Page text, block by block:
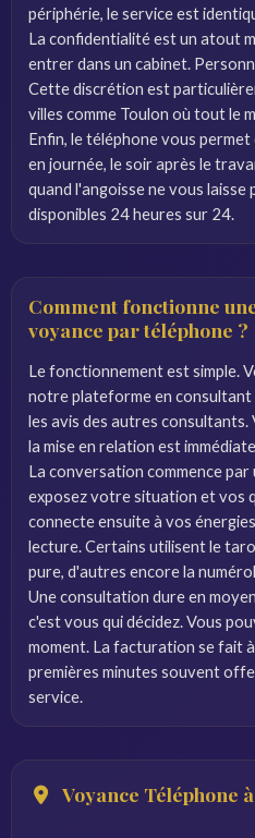
périphérie, le service est
La confidentialité est un atout
entrer dans un cabinet.
Cette discrétion est
villes comme Toulon où tout le
Enfin, le téléphone vous
en journée, le soir après le
quand l'angoisse ne vous
disponibles 24 heures sur 24.
Comment fonctionne
voyance par téléphone ?
Le fonctionnement est simple.
notre plateforme en consultant
les avis des autres consultants.
la mise en relation est
La conversation commence
exposez votre situation et vos
connecte ensuite à vos
lecture. Certains utilisent le
pure, d'autres encore la
Une consultation dure en
c'est vous qui décidez. Vous
moment. La facturation se fait
premières minutes souvent
service.
Voyance Téléphone